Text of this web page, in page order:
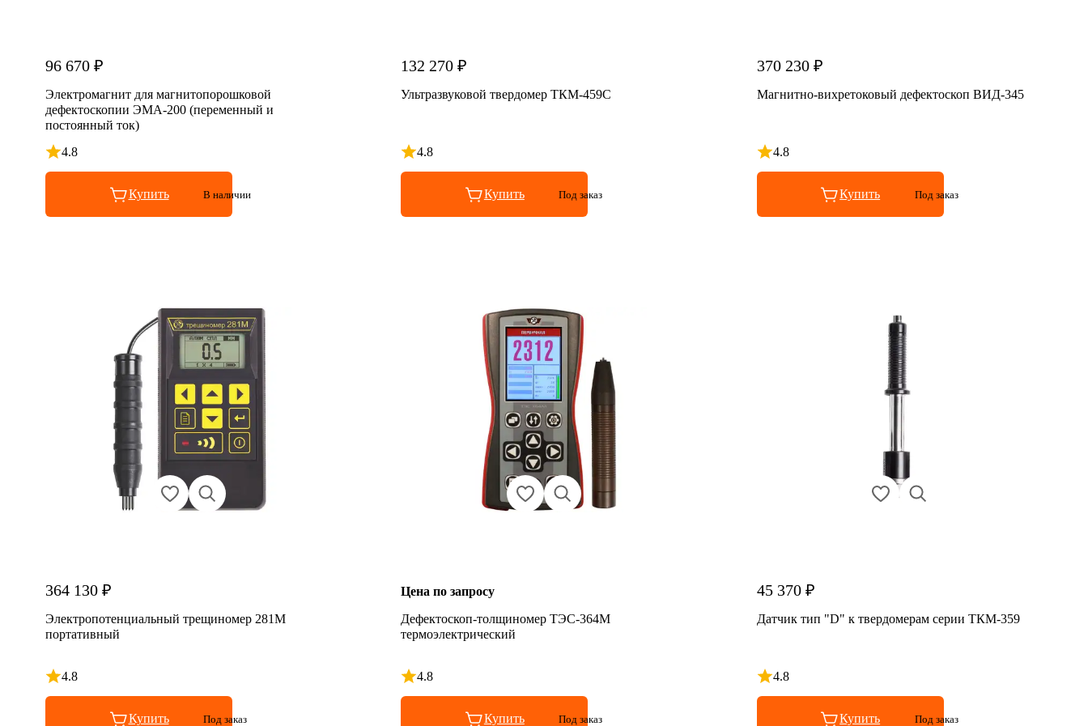
96 670 ₽
Электромагнит для магнитопорошковой
дефектоскопии ЭМА-200 (переменный и
постоянный ток)
4.8
Рейтинг 4.8 из 5
Купить В наличии
132 270 ₽
Ультразвуковой твердомер ТКМ-459C
4.8
Рейтинг 4.8 из 5
Купить Под заказ
370 230 ₽
Магнитно-вихретоковый дефектоскоп ВИД-345
4.8
Рейтинг 4.8 из 5
Купить Под заказ
364 130 ₽
Электропотенциальный трещиномер 281М
портативный
4.8
Рейтинг 4.8 из 5
Купить Под заказ
Цена по запросу
Дефектоскоп-толщиномер ТЭС-364М
термоэлектрический
4.8
Рейтинг 4.8 из 5
Купить Под заказ
45 370 ₽
Датчик тип "D" к твердомерам серии ТКМ-359
4.8
Рейтинг 4.8 из 5
Купить Под заказ